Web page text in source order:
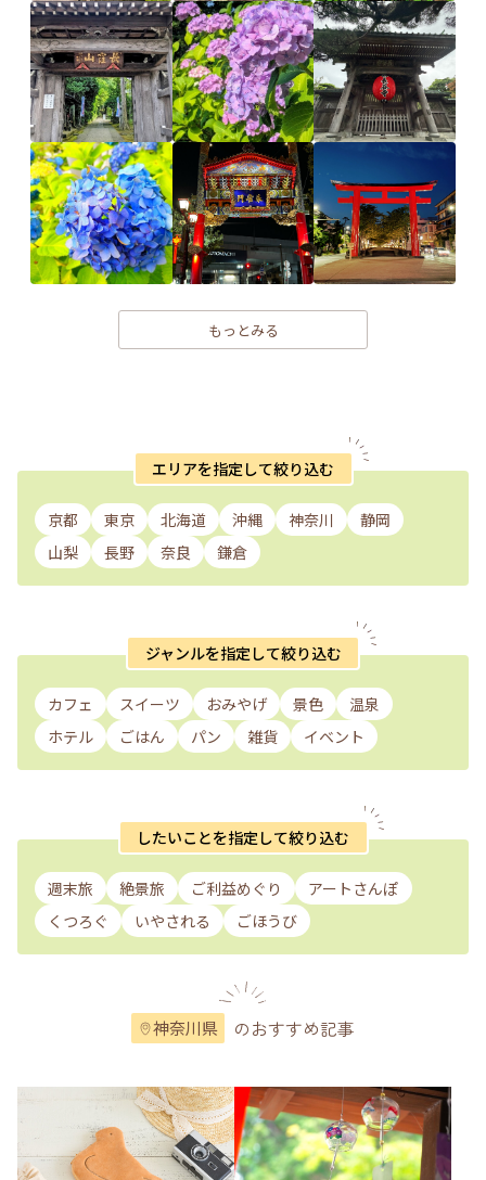
もっとみる
エリアを指定して絞り込む
京都 東京 北海道 沖縄 神奈川
静岡
山梨
長野 奈良 鎌倉
ジャンルを指定して絞り込む
カフェ スイーツ おみやげ 景色
温泉
ホテル
ごはん パン 雑貨 イベント
したいことを指定して絞り込む
週末旅 絶景旅 ご利益めぐり
アートさんぽ
くつろぐ
いやされる ごほうび
神奈川県 のおすすめ記事